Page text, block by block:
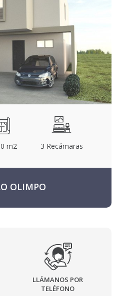
m2 3 Recámaras
OLIMPO
LLÁMANOS POR
TELÉFONO